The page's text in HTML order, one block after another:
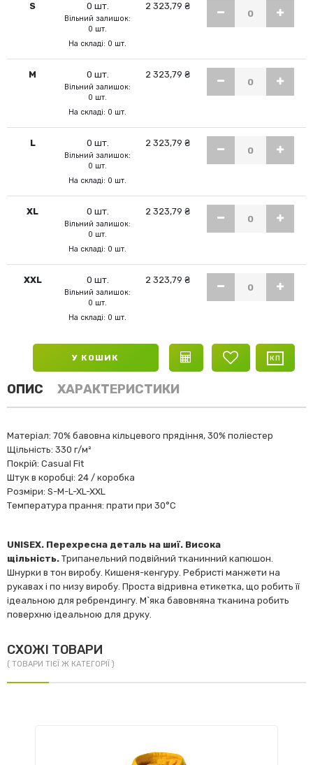
S 0 шт.
Вільний залишок:
0 шт.
На складі: 0 шт.
2 323,79 ₴
M 0 шт.
Вільний залишок:
0 шт.
На складі: 0 шт.
2 323,79 ₴
L 0 шт.
Вільний залишок:
0 шт.
На складі: 0 шт.
2 323,79 ₴
XL 0 шт.
Вільний залишок:
0 шт.
На складі: 0 шт.
2 323,79 ₴
XXL 0 шт.
Вільний залишок:
0 шт.
На складі: 0 шт.
2 323,79 ₴
У КОШИК
ОПИС ХАРАКТЕРИСТИКИ
Матеріал: 70% бавовна кільцевого прядіння, 30% поліестер
Щільність: 330 г/м²
Покрій: Casual Fit
Штук в коробці: 24 / коробка
Розміри: S-M-L-XL-XXL
Температура прання: прати при 30°C
UNISEX. Перехресна деталь на шиї. Висока
щільність. Трипанельний подвійний тканинний капюшон.
Шнурки в тон виробу. Кишеня-кенгуру. Ребристі манжети на
рукавах і по низу виробу. Проста відривна етикетка, що робить її
ідеальною для ребрендингу. М`яка бавовняна тканина робить
поверхню ідеальною для друку.
СХОЖІ ТОВАРИ
( ТОВАРИ ТІЄЇ Ж КАТЕГОРІЇ )